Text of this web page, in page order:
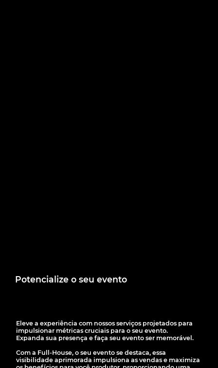
Potencialize o seu evento
Eleve a experiência com nossos serviços projetados para
impulsionar métricas cruciais para o seu evento.
Expanda sua presença e faça seu evento ser memorável.
Com a Full-House, o seu evento se destaca, essa
visibilidade aprimorada impulsiona as vendas e maximiza